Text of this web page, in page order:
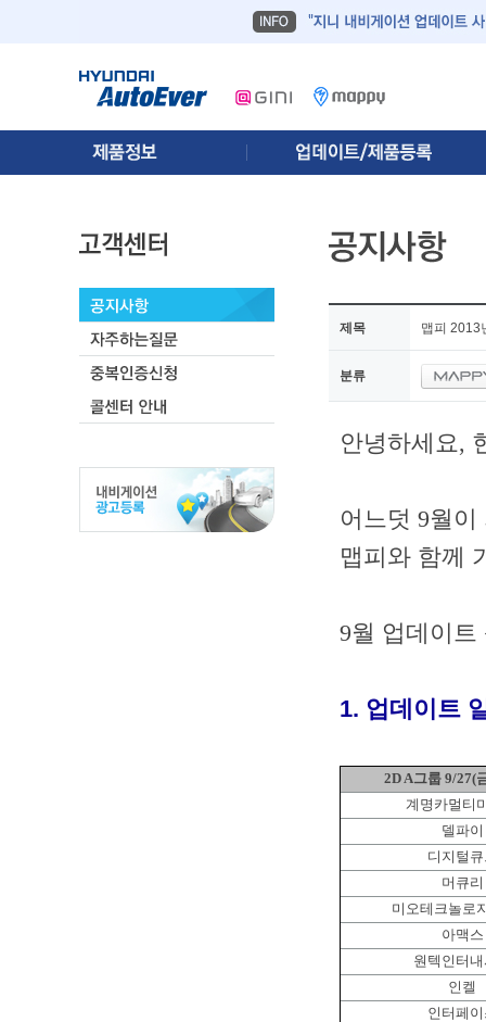
제목 맵피 2013
분류
안녕하세요,
어느덧 9월
맵피와 함께
9월 업데이
1. 업데이트
2D A그룹 9/27(
계명카멀티
델파이
디지털
머큐리
미오테크놀로
아맥스
원텍인터
인켈
인터페